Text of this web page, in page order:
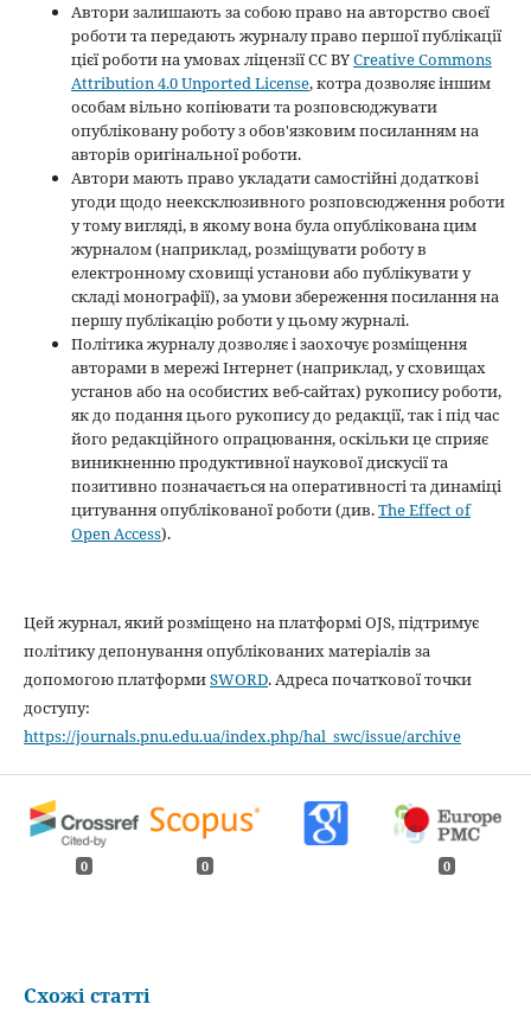
Автори залишають за собою право на авторство своєї
роботи та передають журналу право першої публікації
цієї роботи на умовах ліцензії CC BYCreative Commons
Attribution 4.0 Unported License, котра дозволяє іншим
особам вільно копіювати та розповсюджувати
опубліковану роботу з обов'язковим посиланням на
авторів оригінальної роботи.
Автори мають право укладати самостійні додаткові
угоди щодо неексклюзивного розповсюдження роботи
у тому вигляді, в якому вона була опублікована цим
журналом (наприклад, розміщувати роботу в
електронному сховищі установи або публікувати у
складі монографії), за умови збереження посилання на
першу публікацію роботи у цьому журналі.
Політика журналу дозволяє і заохочує розміщення
авторами в мережі Інтернет (наприклад, у сховищах
установ або на особистих веб-сайтах) рукопису роботи,
як до подання цього рукопису до редакції, так і під час
його редакційного опрацювання, оскільки це сприяє
виникненню продуктивної наукової дискусії та
позитивно позначається на оперативності та динаміці
цитування опублікованої роботи (див.The Effect of
Open Access).
Цей журнал, який розміщено на платформі OJS, підтримує
політику депонування опублікованих матеріалів за
допомогою платформиSWORD. Адреса початкової точки
доступу:
https://journals.pnu.edu.ua/index.php/hal_swc/issue/archive
0 0 0
Схожі статті